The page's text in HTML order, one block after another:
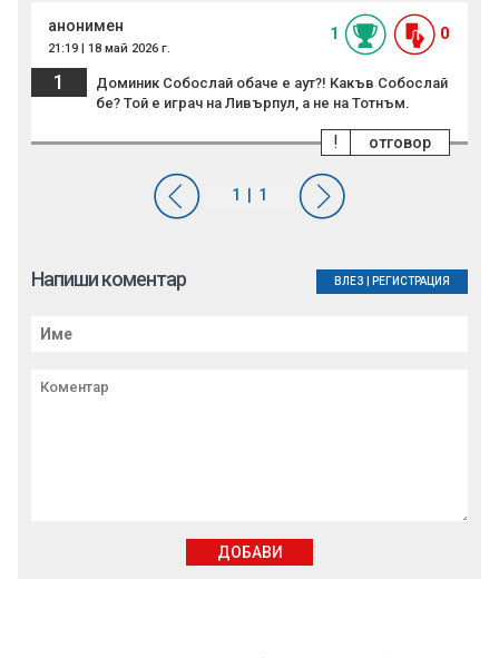
анонимен
21:19 | 18 май 2026 г.
1 0
1
Доминик Собослай обаче е аут?! Какъв Собослай
бе? Той е играч на Ливърпул, а не на Тотнъм.
отговор
!
Напиши коментар ВЛЕЗ РЕГИСТРАЦИЯ
ДОБАВИ